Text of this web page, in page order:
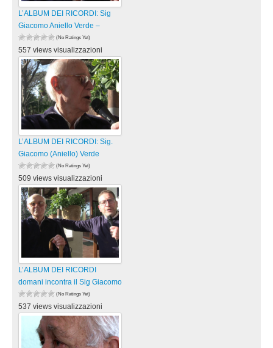
L’ALBUM DEI RICORDI: Sig
Giacomo Aniello Verde –
(No Ratings Yet)
557 views visualizzazioni
L’ALBUM DEI RICORDI: Sig.
Giacomo (Aniello) Verde
(No Ratings Yet)
509 views visualizzazioni
L’ALBUM DEI RICORDI
domani incontra il Sig Giacomo
(No Ratings Yet)
537 views visualizzazioni